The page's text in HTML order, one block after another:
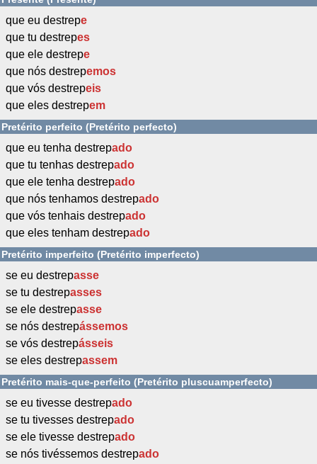
que eu destrepe
que tu destrepes
que ele destrepe
que nós destrepemos
que vós destrepeis
que eles destrepem
Pretérito perfeito (Pretérito perfecto)
que eu tenha destrepado
que tu tenhas destrepado
que ele tenha destrepado
que nós tenhamos destrepado
que vós tenhais destrepado
que eles tenham destrepado
Pretérito imperfeito (Pretérito imperfecto)
se eu destrepasse
se tu destrepasses
se ele destrepasse
se nós destrepássemos
se vós destrepásseis
se eles destrepassem
Pretérito mais-que-perfeito (Pretérito pluscuamperfecto)
se eu tivesse destrepado
se tu tivesses destrepado
se ele tivesse destrepado
se nós tivéssemos destrepado